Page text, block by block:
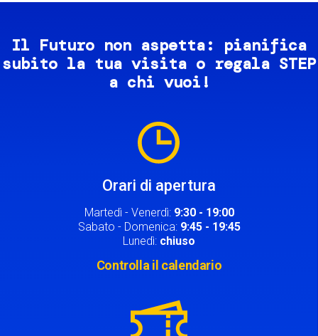
Il Futuro non aspetta: pianifica
subito la tua visita o regala STEP
a chi vuoi!
Orari di apertura
Martedì - Venerdì: 9:30 - 19:00
Sabato - Domenica: 9:45 - 19:45
Lunedì: chiuso
Controlla il calendario